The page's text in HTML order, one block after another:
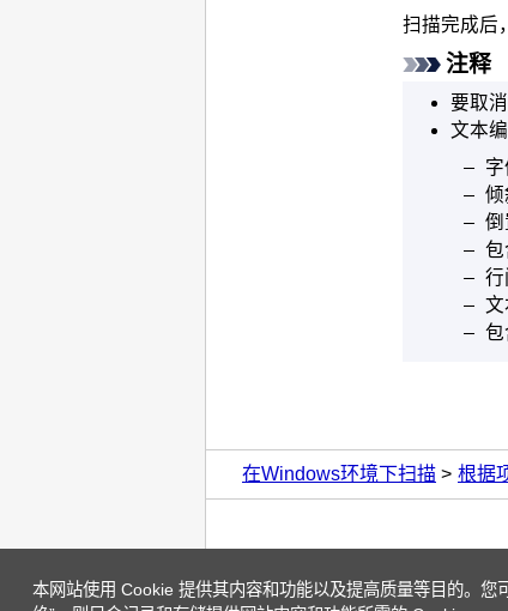
本网站使用 Cookie 提供其内容和功能以及提高质量等目的。您
扫描完成后
注释
要取
文本
倾
倒
包
行
文
包
在Windows环境下扫描 根据